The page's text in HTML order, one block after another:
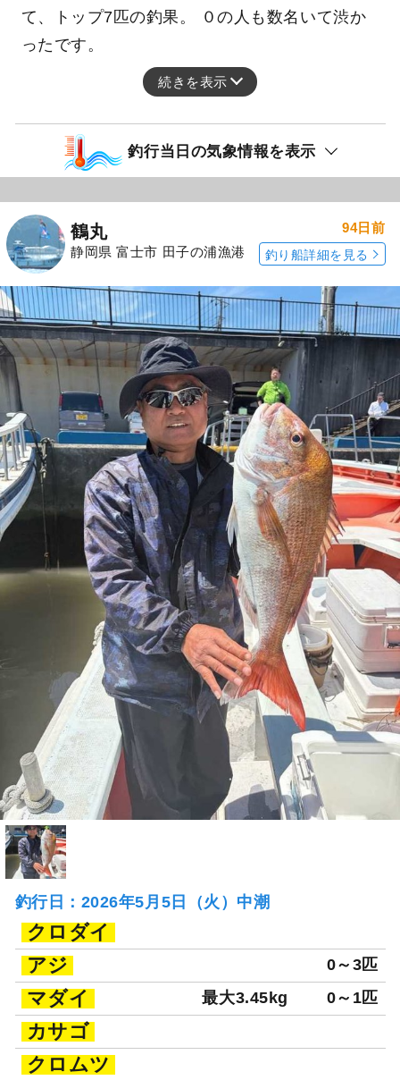
て、トップ7匹の釣果。 ０の人も数名いて渋か
ったです。
続きを表示
釣行当日の気象情報を表示
鶴丸
静岡県 富士市 田子の浦漁港
94日前
釣り船詳細を見る
釣行日：2026年5月5日（火）中潮
クロダイ
アジ
0～3匹
マダイ 最大3.45kg 0～1匹
カサゴ
クロムツ